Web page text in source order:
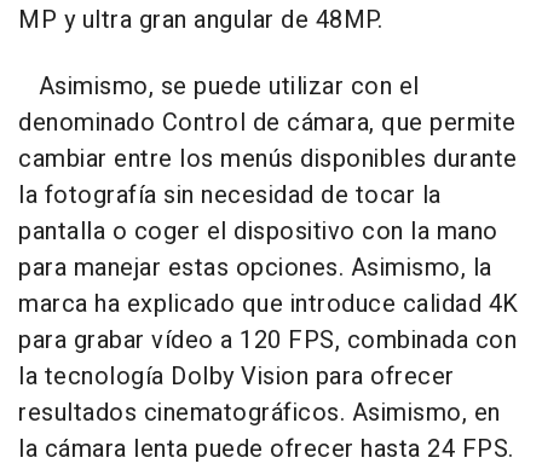
MP y ultra gran angular de 48MP.
Asimismo, se puede utilizar con el
denominado Control de cámara, que permite
cambiar entre los menús disponibles durante
la fotografía sin necesidad de tocar la
pantalla o coger el dispositivo con la mano
para manejar estas opciones. Asimismo, la
marca ha explicado que introduce calidad 4K
para grabar vídeo a 120 FPS, combinada con
la tecnología Dolby Vision para ofrecer
resultados cinematográficos. Asimismo, en
la cámara lenta puede ofrecer hasta 24 FPS.